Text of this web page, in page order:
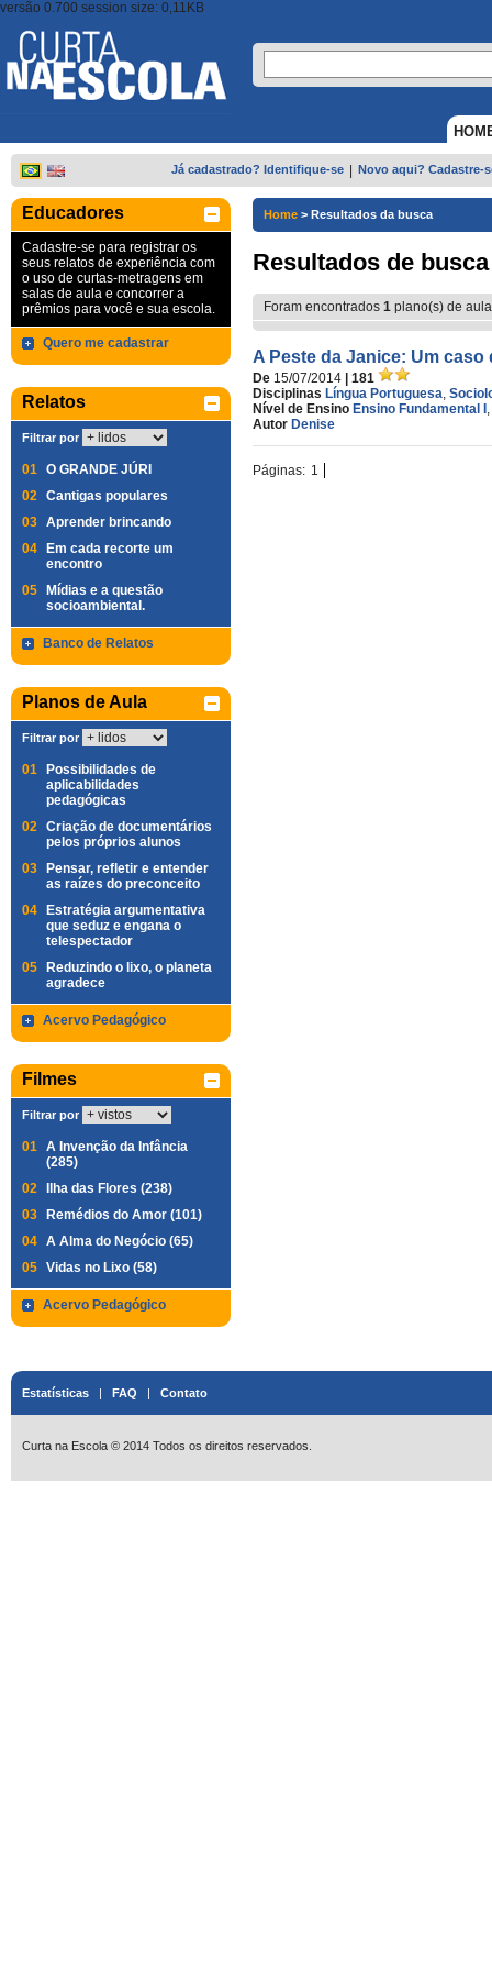
versão 0.700 session size: 0,11KB
Já cadastrado? Identifique-se Novo aqui? Cadastre-
Educadores
Cadastre-se para registrar os
seus relatos de experiência com
o uso de curtas-metragens em
salas de aula e concorrer a
prêmios para você e sua escola.
Quero me cadastrar
Relatos
Filtrar por
01 O GRANDE JÚRI
02 Cantigas populares
03 Aprender brincando
04
Em cada recorte um
encontro
05
Mídias e a questão
socioambiental.
Banco de Relatos
Planos de Aula
Filtrar por
01
Possibilidades de
aplicabilidades
pedagógicas
02 Criação de documentários
pelos próprios alunos
03
Pensar, refletir e entender
as raízes do preconceito
04
Estratégia argumentativa
que seduz e engana o
telespectador
05
Reduzindo o lixo, o planeta
agradece
Acervo Pedagógico
Filmes
Filtrar por
01 A Invenção da Infância
(285)
02
Ilha das Flores (238)
03
Remédios do Amor (101)
04 A Alma do Negócio (65)
05 Vidas no Lixo (58)
Acervo Pedagógico
Home > Resultados da busca
Resultados de busca
Foram encontrados 1 plano(s) de
A Peste da Janice: Um
De 15/07/2014
| 181
Disciplinas Língua Portuguesa,
Nível de Ensino Ensino Fundamental I ,
Autor Denise
Páginas: 1
Estatísticas | FAQ | Contato
Curta na Escola © 2014 Todos os direitos reservados.